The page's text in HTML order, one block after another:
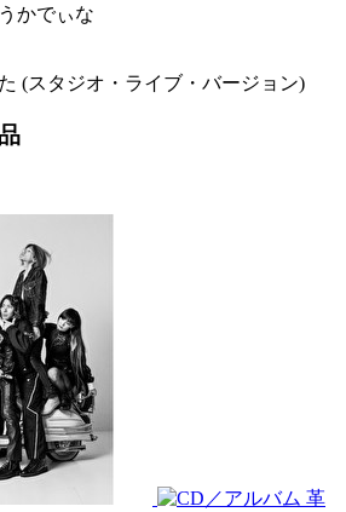
かでぃな
(スタジオ・ライブ・バージョン)
革